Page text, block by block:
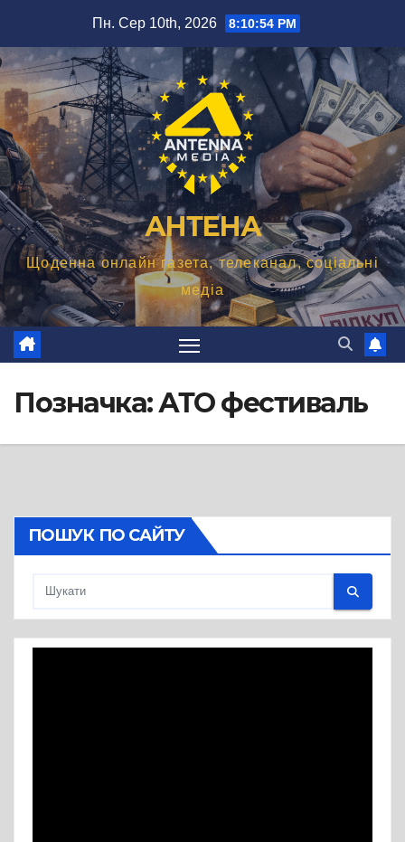
вмісту
Пн. Сер 10th, 2026 8:10:55 PM
АНТЕНА
Щоденна онлайн газета, телеканал, соціальні
медіа
Позначка:АТО фестиваль
ПОШУК ПО САЙТУ